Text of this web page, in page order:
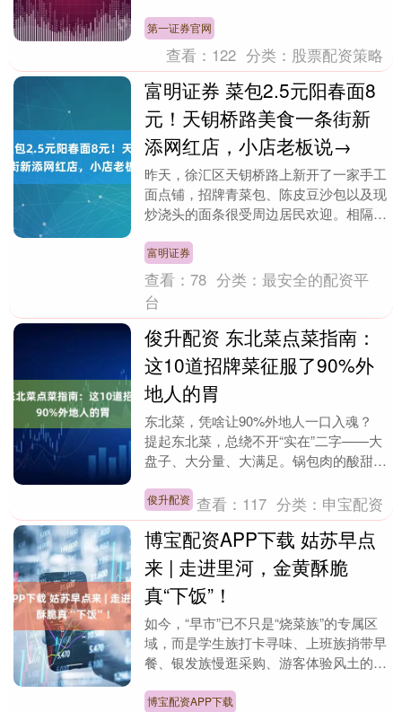
·城市厨房B1层....
第一证券官网
查看： 122 分类： 股票配资策略
富明证券 菜包2.5元阳春面8
元！天钥桥路美食一条街新
添网红店，小店老板说→
昨天，徐汇区天钥桥路上新开了一家手工
面点铺，招牌青菜包、陈皮豆沙包以及现
炒浇头的面条很受周边居民欢迎。相隔
新开的“台湾卤肉....
富明证券
查看：78 分类：最安全的配资平
台
俊升配资 东北菜点菜指南：
这10道招牌菜征服了90%外
地人的胃
东北菜，凭啥让90%外地人一口入魂？
提起东北菜，总绕不开“实在”二字——大
盘子、大分量、大满足。锅包肉的酸甜、
着“东北标签....
俊升配资 查看： 117 分类： 申宝配资
博宝配资APP下载 姑苏早点
来 | 走进里河，金黄酥脆
真“下饭”！
如今，“早市”已不只是“烧菜族”的专属区
域，而是学生族打卡寻味、上班族捎带早
餐、银发族慢逛采购、游客体验风土的宝
乎，更有前一晚....
博宝配资APP下载